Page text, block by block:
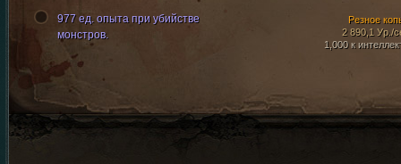
Резное
2 890,1 Ур./
1,000 к
977 ед. опыта при убийстве
монстров.